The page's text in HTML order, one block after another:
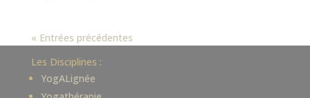
« Entrées précédentes
Les Disciplines :
YogALignée